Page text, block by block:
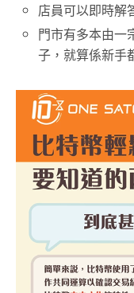
店員可以即時解
門市有多本由一
子，就算係新手